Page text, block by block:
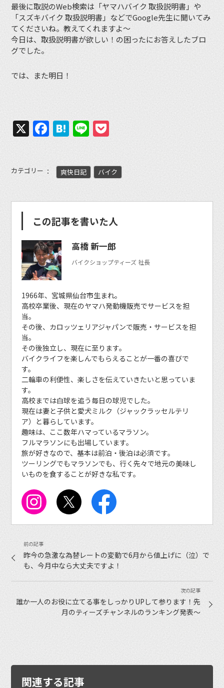
最後に取説のWeb検索は「ヤマハバイク 取扱説明書」や
「スズキバイク 取扱説明書」などでGoogle先生に聞いてみ
てくださいね。教えてくれますよ〜
今日は、取扱説明書が欲しい！の困ったにお答えしたブロ
グでした。
では、また明日！
X Facebook
Hatena
Line
カテゴリー 爽快日記 バイク
この記事を書いた人
高橋 新一郎
バイクショップティーズ 社長
1966年、宮城県仙台市生まれ。
高校卒業後、現在のヤマハ発動機販売でサービスを担
当。
その後、カロッツェリアジャパンで販売・サービスを担
当。
その後独立し、現在に至ります。
バイクライフを楽しんでもらえることが一番の喜びで
す。
二輪車の利便性、楽しさを伝えていきたいと思っていま
す。
高校までは白球を追う毎日の球児でした。
現在は妻と子供と愛犬ミルク（ジャックラッセルテリ
ア）と暮らしています。
趣味は、ここ数年ハマっているマラソン。
フルマラソンにも出場しています。
旅が好きなので、基本は前泊・後泊は必須です。
ツーリングでもマラソンでも、行く先々で地元の美味し
いものを食することが好きな私です。
昨今の急激な為替レートの変動で6月から値上げに（泣）で
も、今月中なら大丈夫ですよ！
誰か一人のお役に立てる事をしっかりUPして参ります！先
月のティーズチャンネルのランキング発表〜
関連する記事